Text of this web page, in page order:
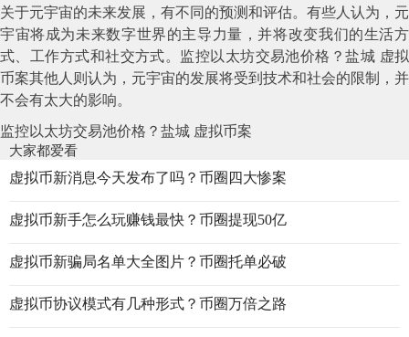
关于元宇宙的未来发展，有不同的预测和评估。有些人认为，元
宇宙将成为未来数字世界的主导力量，并将改变我们的生活方
式、工作方式和社交方式。监控以太坊交易池价格？盐城 虚拟
币案其他人则认为，元宇宙的发展将受到技术和社会的限制，并
不会有太大的影响。
监控以太坊交易池价格？盐城 虚拟币案
大家都爱看
虚拟币新消息今天发布了吗？币圈四大惨案
虚拟币新手怎么玩赚钱最快？币圈提现50亿
虚拟币新骗局名单大全图片？币圈托单必破
虚拟币协议模式有几种形式？币圈万倍之路